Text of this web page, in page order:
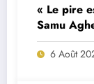
« Le pire
Samu
Porto ?
6 Août